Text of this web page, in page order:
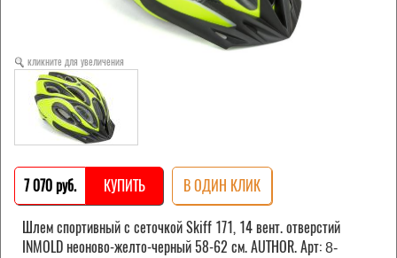
кликните для увеличения
7 070 pуб. КУПИТЬ В ОДИН КЛИК
Шлем спортивный с сеточкой Skiff 171, 14 вент. отверстий
INMOLD неоново-желто-черный 58-62 см. AUTHOR. Арт: 8-